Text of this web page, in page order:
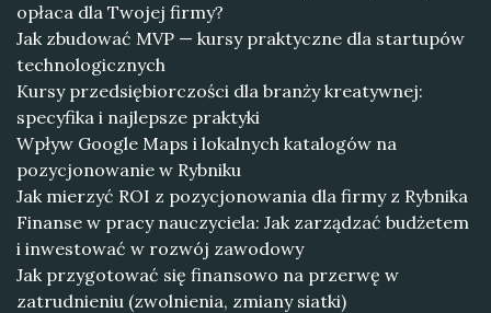
opłaca dla Twojej firmy?
Jak zbudować MVP — kursy praktyczne dla startupów
technologicznych
Kursy przedsiębiorczości dla branży kreatywnej:
specyfika i najlepsze praktyki
Wpływ Google Maps i lokalnych katalogów na
pozycjonowanie w Rybniku
Jak mierzyć ROI z pozycjonowania dla firmy z Rybnika
Finanse w pracy nauczyciela: Jak zarządzać budżetem
i inwestować w rozwój zawodowy
Jak przygotować się finansowo na przerwę w
zatrudnieniu (zwolnienia, zmiany siatki)